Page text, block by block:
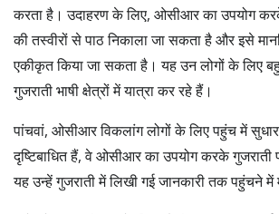
करता है। उदाहरण के लिए, ओसीआर का उपयोग करके
की तस्वीरों से पाठ निकाला जा सकता है और इसे
एकीकृत किया जा सकता है। यह उन लोगों के लिए
गुजराती भाषी क्षेत्रों में यात्रा कर रहे हैं।
पांचवां, ओसीआर विकलांग लोगों के लिए पहुंच में
दृष्टिबाधित हैं, वे ओसीआर का उपयोग करके
यह उन्हें गुजराती में लिखी गई जानकारी तक पहुंचने में